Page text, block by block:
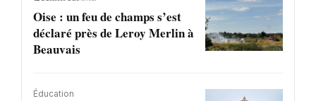
Oise : un feu de champs s’est
déclaré près de Leroy Merlin à
Beauvais
Éducation